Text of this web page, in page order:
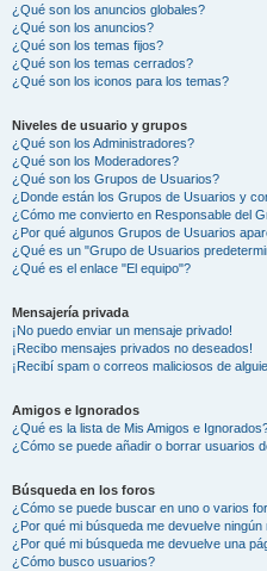
¿Qué son los anuncios globales?
¿Qué son los anuncios?
¿Qué son los temas fijos?
¿Qué son los temas cerrados?
¿Qué son los iconos para los temas?
Niveles de usuario y grupos
¿Qué son los Administradores?
¿Qué son los Moderadores?
¿Qué son los Grupos de Usuarios?
¿Donde están los Grupos de Usuarios y
¿Cómo me convierto en Responsable del
¿Por qué algunos Grupos de Usuarios
¿Qué es un "Grupo de Usuarios
¿Qué es el enlace "El equipo"?
Mensajería privada
¡No puedo enviar un mensaje privado!
¡Recibo mensajes privados no deseados!
¡Recibí spam o correos maliciosos de
Amigos e Ignorados
¿Qué es la lista de Mis Amigos e
¿Cómo se puede añadir o borrar usuarios
Búsqueda en los foros
¿Cómo se puede buscar en uno o varios
¿Por qué mi búsqueda me devuelve ningún
¿Por qué mi búsqueda me devuelve una
¿Cómo busco usuarios?